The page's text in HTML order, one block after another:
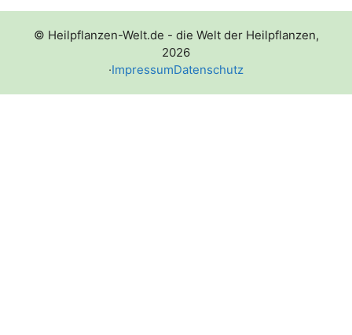
© Heilpflanzen-Welt.de - die Welt der Heilpflanzen,
2026
·ImpressumDatenschutz